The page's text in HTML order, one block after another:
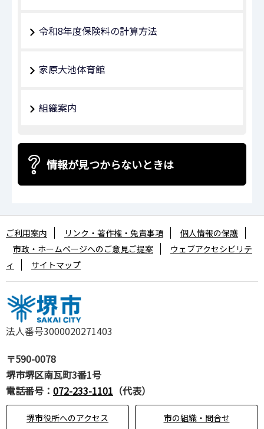
令和8年度保険料の計算方法
家原大池体育館
組織案内
情報が見つからないときは
法人番号3000020271403
〒590-0078
堺市堺区南瓦町3番1号
電話番号： 072-233-1101 （代表）
堺市役所へのアクセス 市の組織・問合せ
ご利用案内 リンク・著作権・免責事項
個人情報の保護
市政・ホームページへのご意見ご提案
ウェブアクセシビリテ
ィ
サイトマップ